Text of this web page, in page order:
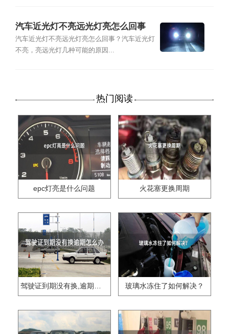
汽车近光灯不亮远光灯亮怎么回事
汽车近光灯不亮远光灯亮怎么回事？汽车近光灯
不亮，亮远光灯几种可能的原因...
热门阅读
epc灯亮是什么问题 火花塞更换周期
驾驶证到期没有换,逾期怎么办?? 玻璃水冻住了如何解决？